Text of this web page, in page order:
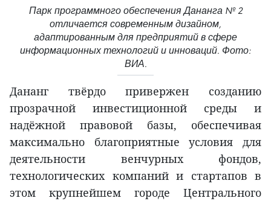
Парк программного обеспечения Дананга № 2
отличается современным дизайном,
адаптированным для предприятий в сфере
информационных технологий и инноваций. Фото:
ВИА.
Дананг твёрдо привержен созданию
прозрачной инвестиционной среды и
надёжной правовой базы, обеспечивая
максимально благоприятные условия для
деятельности венчурных фондов,
технологических компаний и стартапов в
этом крупнейшем городе Центрального